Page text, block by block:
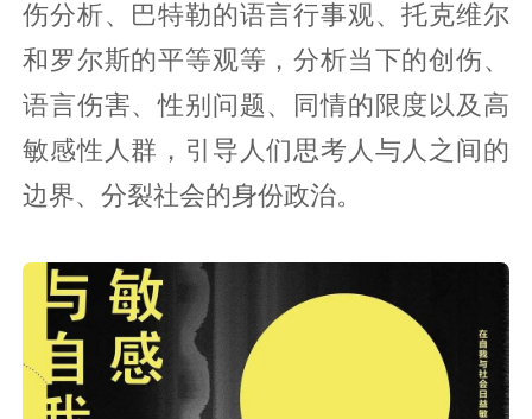
伤分析、巴特勒的语言行事观、托克维尔
和罗尔斯的平等观等，分析当下的创伤、
语言伤害、性别问题、同情的限度以及高
敏感性人群，引导人们思考人与人之间的
边界、分裂社会的身份政治。